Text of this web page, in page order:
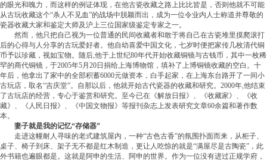
的眼光和魄力，而这样的例证体现，在他古瓷收藏之路上比比皆是，否则他就不可能
从古玩收藏这个“杀人不见血”的战场中脱颖而出，成为一位令业内人士称道并尊敬的
瓷器收藏大家和鉴定大师及沪上三位国家级鉴定专家之一。
然而，他只把自己视为一位普通的民间收藏者和敢于将自己在古瓷堆里摸爬滚打
后的心得与人分享的古玩爱好者。他自幼喜爱中国文化，七岁时便把家传几枚清代铜
币予以珍藏，视如宝物。随后,他于上世纪80年代开始收藏铜镜与古钱币，其中一枚稀
罕的商代铜镜，于2005年5月20日捐给上海博物馆，填补了上博铜镜收藏的空白。十
年后，他拿出了家中的全部积蓄6000元做资本，白手起家，在上海东台路开了一间小
古玩店，取名“吉庆堂”。自那以后，他就开始古代瓷器的收藏和研究。2000年,他结束
了古玩店的经营，专心于鉴赏和研究。至今已在《解放日报》、《收藏家》、《收
藏》、《人民日报》、《中国文物报》等报刊杂志上发表研究文章60余篇和著作数
本。
妻子就是我的记忆“存储器”
走进这幢耐人寻味的老式建筑屋内，一种“古色古香”的氛围扑面而来，从柜子、
桌子、椅子到床、架子无不都是红木制造，更让人吃惊的就是“满屋尽是古陶瓷”，此
外书籍也遍眼都是。这就是阿申的生活、阿申的世界。作为一位没有进过正规学府，